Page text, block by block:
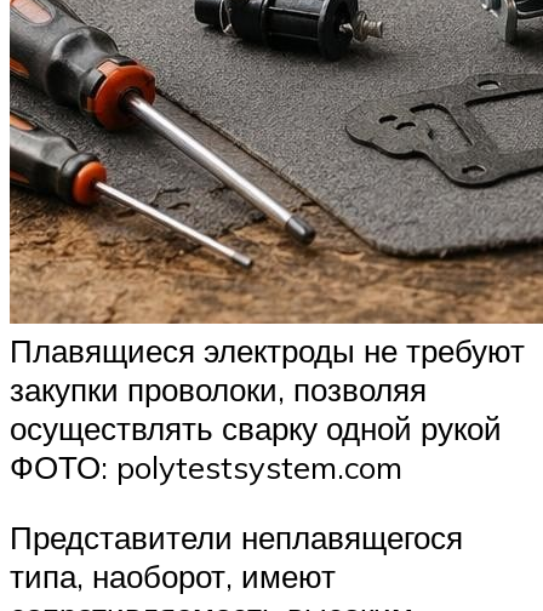
Плавящиеся электроды не требуют
закупки проволоки, позволяя
осуществлять сварку одной рукой
ФОТО: polytestsystem.com
Представители неплавящегося
типа, наоборот, имеют